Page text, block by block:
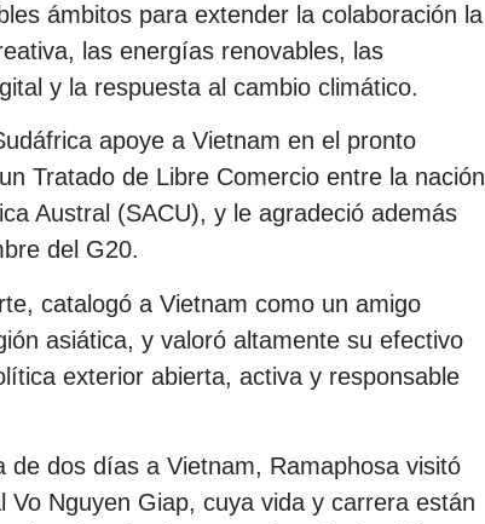
ámbitos para extender la colaboración la
las energías renovables, las
y la respuesta al cambio climático.
apoye a Vietnam en el pronto
Tratado de Libre Comercio entre la nación
Austral (SACU), y le agradeció además
del G20.
catalogó a Vietnam como un amigo
asiática, y valoró altamente su efectivo
exterior abierta, activa y responsable
dos días a Vietnam, Ramaphosa visitó
Vo Nguyen Giap, cuya vida y carrera están